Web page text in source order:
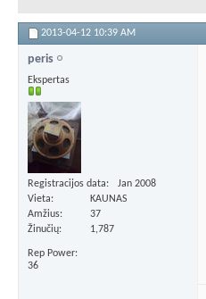
2013-04-12 10:39 AM
peris
Ekspertas
Registracijos data
Jan 2008
Vieta
KAUNAS
Amžius
37
Žinučių
1,787
Rep Power
36